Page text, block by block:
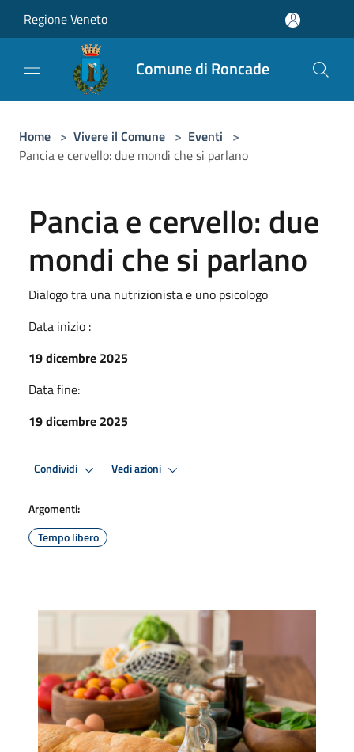
Regione Veneto
Comune di Roncade
Home > Vivere il Comune > Eventi >
Pancia e cervello: due mondi che si parlano
Pancia e cervello: due
mondi che si parlano
Dialogo tra una nutrizionista e uno psicologo
Data inizio :
19 dicembre 2025
Data fine:
19 dicembre 2025
Condividi Vedi azioni
Argomenti:
Tempo libero